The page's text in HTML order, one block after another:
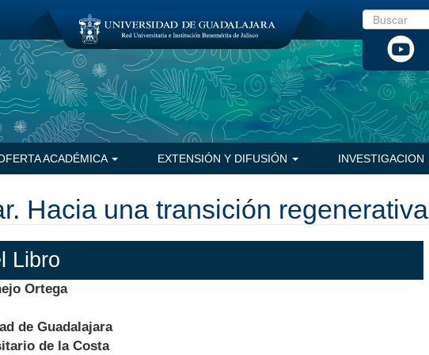
Buscar
ACADÉMICA EXTENSIÓN Y DIFUSIÓN INVESTIGACION
Hacia una transición regenerativa
Libro
Ortega
de Guadalajara
de la Costa